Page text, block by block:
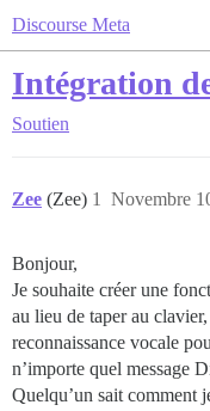
Discourse Meta
Intégration
Soutien
Zee (Zee) Novembre
1
Bonjour,
Je souhaite créer une
au lieu de taper au
reconnaissance vocale
n’importe quel message
Quelqu’un sait comment